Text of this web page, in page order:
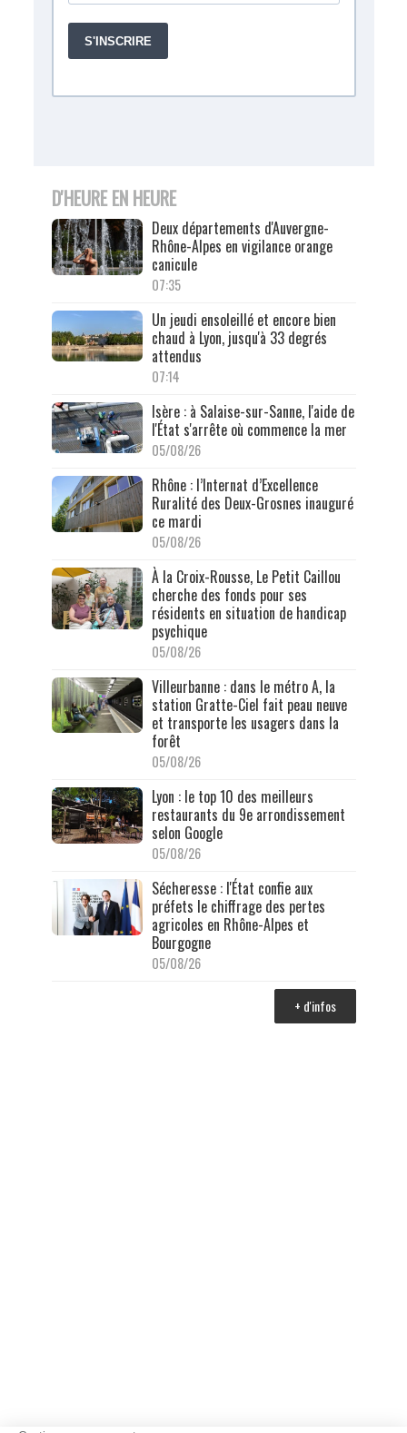
D'HEURE EN HEURE
Deux départements d'Auvergne-
Rhône-Alpes en vigilance orange
canicule
07:35
Un jeudi ensoleillé et encore bien
chaud à Lyon, jusqu'à 33 degrés
attendus
07:14
Isère : à Salaise-sur-Sanne, l'aide de
l'État s'arrête où commence la mer
05/08/26
Rhône : l’Internat d’Excellence
Ruralité des Deux-Grosnes inauguré
ce mardi
05/08/26
À la Croix-Rousse, Le Petit Caillou
cherche des fonds pour ses
résidents en situation de handicap
psychique
05/08/26
Villeurbanne : dans le métro A, la
station Gratte-Ciel fait peau neuve
et transporte les usagers dans la
forêt
05/08/26
Lyon : le top 10 des meilleurs
restaurants du 9e arrondissement
selon Google
05/08/26
Sécheresse : l'État confie aux
préfets le chiffrage des pertes
agricoles en Rhône-Alpes et
Bourgogne
05/08/26
+ d'infos